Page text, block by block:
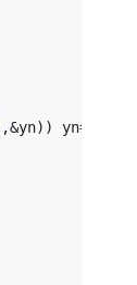
,&yn)) yn=